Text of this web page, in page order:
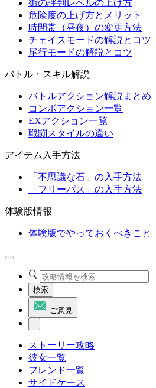
街の評判レベルの上げ方
危険度の上げ方とメリット
時間帯（昼夜）の変更方法
チェイスモードの解説とコツ
尾行モードの解説とコツ
バトル・スキル解説
バトルアクション解説まとめ
コンボアクション一覧
EXアクション一覧
戦闘スタイルの違い
アイテム入手方法
「不思議な石」の入手方法
「フリーパス」の入手方法
体験版情報
体験版でやっておくべきこと
検索
ご意見
ストーリー攻略
彼女一覧
フレンド一覧
サイドケース